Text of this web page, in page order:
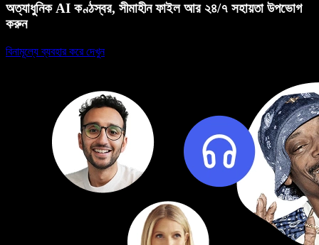
অত্যাধুনিক AI কণ্ঠস্বর, সীমাহীন ফাইল আর ২৪/৭ সহায়তা উপভোগ
করুন
বিনামূল্যে ব্যবহার করে দেখুন